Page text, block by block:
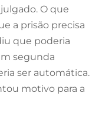
O que
a prisão precisa
que poderia
segunda
ser automática.
motivo para a